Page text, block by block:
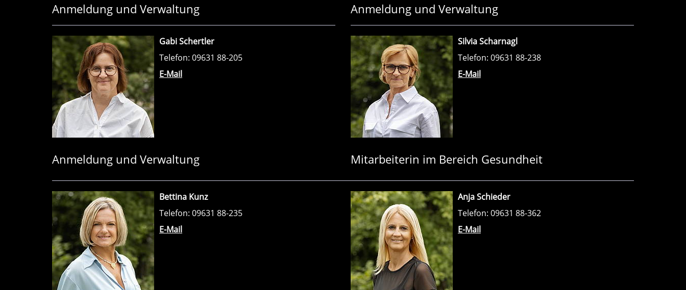
Anmeldung und Verwaltung
Gabi Schertler
Telefon: 09631 88-205
E-Mail
Anmeldung und Verwaltung
Anmeldung und Verwaltung
Silvia Scharnagl
Telefon: 09631 88-238
E-Mail
Mitarbeiterin im Bereich Gesundheit
Bettina Kunz
Telefon: 09631 88-235
E-Mail
Anja Schieder
Telefon: 09631 88-362
E-Mail